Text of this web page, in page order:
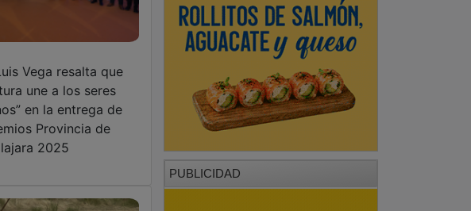
Vega resalta que
une a los seres
en la entrega de
Provincia de
2025
PUBLICIDAD